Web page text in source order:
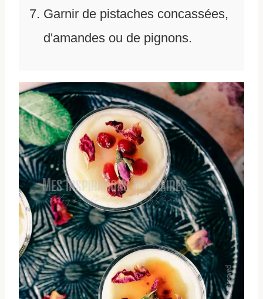
Garnir de pistaches concassées,
d'amandes ou de pignons.